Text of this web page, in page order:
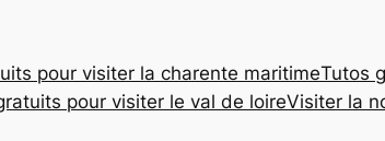
pour visiter la charente maritimeTutos
pour visiter le val de loireVisiter la